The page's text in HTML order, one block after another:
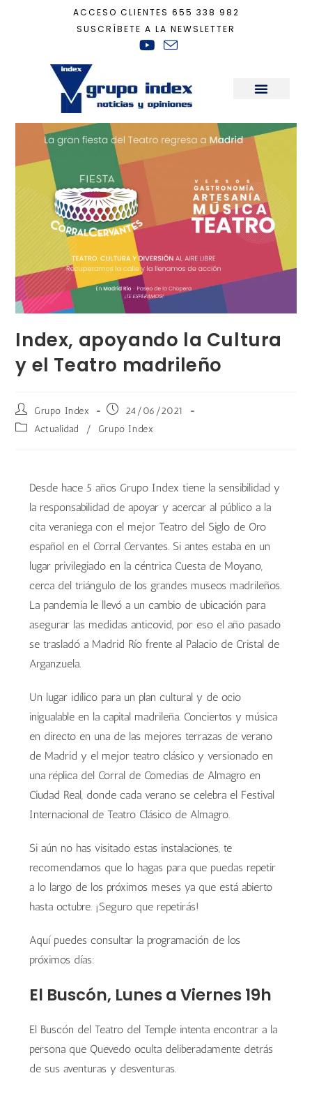
ACCESO CLIENTES 655 338 982
SUSCRÍBETE A LA NEWSLETTER
Actualidad
Index, apoyando la Cultura
y el Teatro madrileño
Grupo Index
24/06/2021
Actualidad
/ Grupo Index
Desde hace 5 años Grupo Index tiene la sensibilidad y
la responsabilidad de apoyar y acercar al público a la
cita veraniega con el mejor Teatro del Siglo de Oro
español en el Corral Cervantes. Si antes estaba en un
lugar privilegiado en la céntrica Cuesta de Moyano,
cerca del triángulo de los grandes museos madrileños.
La pandemia le llevó a un cambio de ubicación para
asegurar las medidas anticovid, por eso el año pasado
se trasladó a Madrid Río frente al Palacio de Cristal de
Arganzuela.
Un lugar idílico para un plan cultural y de ocio
inigualable en la capital madrileña. Conciertos y música
en directo en una de las mejores terrazas de verano
de Madrid y el mejor teatro clásico y versionado en
una réplica del Corral de Comedias de Almagro en
Ciudad Real, donde cada verano se celebra el Festival
Internacional de Teatro Clásico de Almagro.
Si aún no has visitado estas instalaciones, te
recomendamos que lo hagas para que puedas repetir
a lo largo de los próximos meses ya que está abierto
hasta octubre. ¡Seguro que repetirás!
Aquí puedes consultar la programación de los
próximos días:
El Buscón, Lunes a Viernes 19h
El Buscón del Teatro del Temple intenta encontrar a la
persona que Quevedo oculta deliberadamente detrás
de sus aventuras y desventuras.